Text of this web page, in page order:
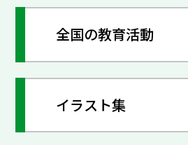
全国の教育活動
イラスト集